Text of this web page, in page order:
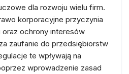
dla rozwoju wielu firm.
korporacyjne przyczynia
ochrony interesów
zaufanie do przedsiębiorstw
te wpływają na
wprowadzenie zasad